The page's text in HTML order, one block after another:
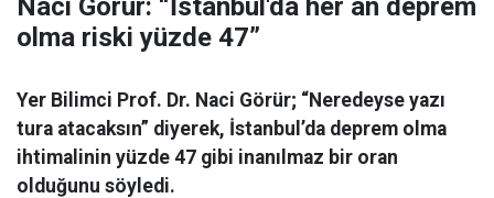
Naci Görür: “İstanbul'da her an deprem
olma riski yüzde 47”
Yer Bilimci Prof. Dr. Naci Görür; “Neredeyse yazı
tura atacaksın” diyerek, İstanbul’da deprem olma
ihtimalinin yüzde 47 gibi inanılmaz bir oran
olduğunu söyledi.